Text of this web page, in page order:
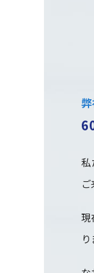
私
現
り